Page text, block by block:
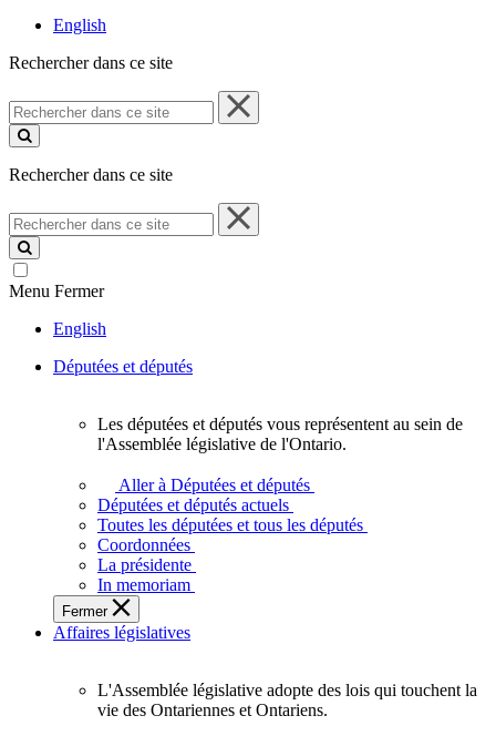
English
Rechercher dans ce site
Rechercher
dans
ce
Rechercher dans ce site
Rechercher
dans
ce
site
Menu Fermer
English
Députées et députés
députés
vous
représentent
sein
de
l'Assemblée
législative
l'Ontario.
Les députées et députés vous représentent au sein de
l'Assemblée législative de l'Ontario.
Aller à Députées et députés
Députées et députés actuels
Toutes les députées et tous les députés
Coordonnées
La présidente
In memoriam
Fermer
Affaires législatives
L'Assemblée
L'Assemblée législative adopte des lois qui touchent la
vie des Ontariennes et Ontariens.